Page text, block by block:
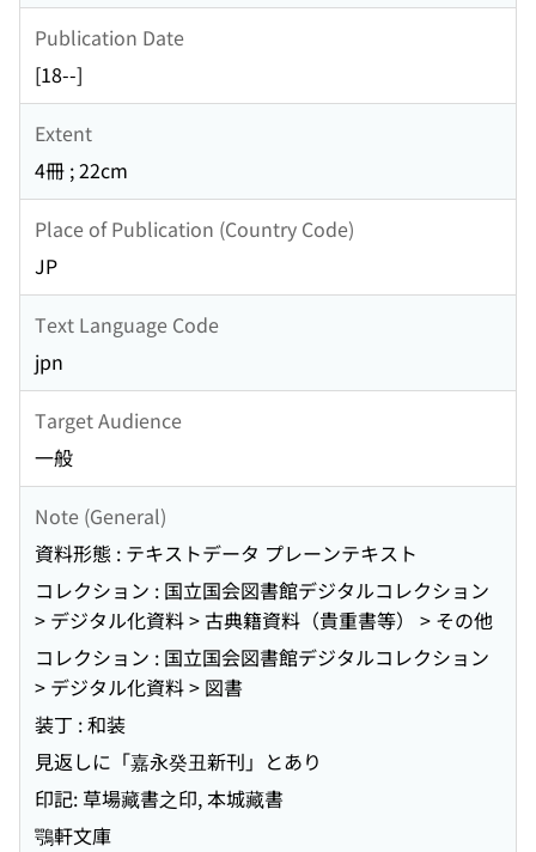
Publication Date
[18--]
Extent
4冊 ; 22cm
Place of Publication (Country Code)
JP
Text Language Code
jpn
Target Audience
一般
Note (General)
資料形態 : テキストデータ プレーンテキスト
コレクション : 国立国会図書館デジタルコレクション
> デジタル化資料 > 古典籍資料（貴重書等） > その他
コレクション : 国立国会図書館デジタルコレクション
> デジタル化資料 > 図書
装丁 : 和装
見返しに「嘉永癸丑新刊」とあり
印記: 草場藏書之印, 本城藏書
鶚軒文庫